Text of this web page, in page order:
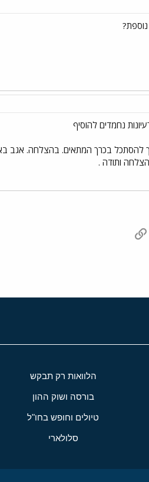
נוספת?
נחמדים להוסיף
להסתכל בכרך המתאים. בהצלחה. אגב
ותודה .
דואר אלקטרוני
הלוואות רק תבקש
בורסה ושוק ההון
טיולים וחופש בחו"ל
סלולארי